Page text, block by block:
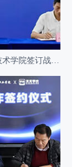
与深圳职业技术学院签订战略合作协议